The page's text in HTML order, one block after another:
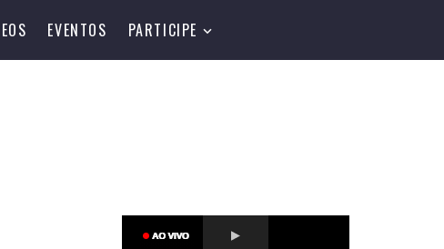
EVENTOS PARTICIPE